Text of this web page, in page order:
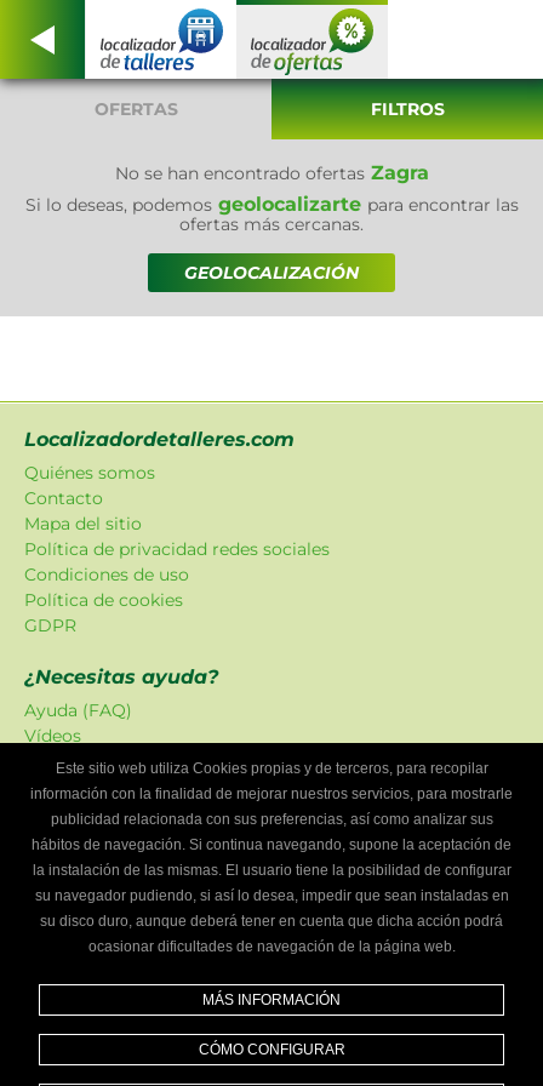
OFERTAS FILTROS
No se han encontrado ofertasZagra
Si lo deseas, podemosgeolocalizarte para encontrar las
ofertas más cercanas.
GEOLOCALIZACIÓN
Localizadordetalleres.com
Quiénes somos
Contacto
Mapa del sitio
Política de privacidad redes sociales
Condiciones de uso
Política de cookies
GDPR
¿Necesitas ayuda?
Ayuda (FAQ)
Vídeos
Atención al cliente
Oferta Localizadordetalleres
Las promociones han sido creadas en exclusiva para
nuestra plataforma.
¿Eres un taller mecánico?
Escríbenos y te informaremos cómo formar parte de
Este sitio web utiliza Cookies propias y de terceros, para recopilar
información con la finalidad de mejorar nuestros servicios, para mostrarle
publicidad relacionada con sus preferencias, así como analizar sus
hábitos de navegación. Si continua navegando, supone la aceptación de
la instalación de las mismas. El usuario tiene la posibilidad de configurar
su navegador pudiendo, si así lo desea, impedir que sean instaladas en
su disco duro, aunque deberá tener en cuenta que dicha acción podrá
ocasionar dificultades de navegación de la página web.
MÁS INFORMACIÓN
CÓMO CONFIGURAR